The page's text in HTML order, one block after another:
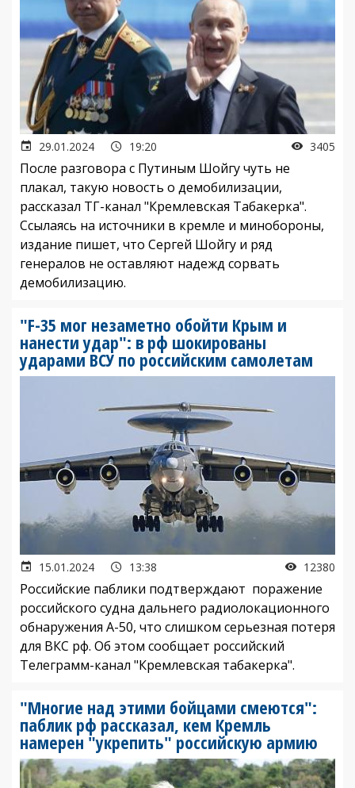
29.01.2024 19:20 3405
После разговора с Путиным Шойгу чуть не
плакал, такую новость о демобилизации,
рассказал ТГ-канал "Кремлевская Табакерка".
Ссылаясь на источники в кремле и минобороны,
издание пишет, что Сергей Шойгу и ряд
генералов не оставляют надежд сорвать
демобилизацию.
"F-35 мог незаметно обойти Крым и
нанести удар": в рф шокированы
ударами ВСУ по российским самолетам
15.01.2024 13:38 12380
Российские паблики подтверждают поражение
российского судна дальнего радиолокационного
обнаружения А-50, что слишком серьезная потеря
для ВКС рф. Об этом сообщает российский
Телеграмм-канал "Кремлевская табакерка".
"Многие над этими бойцами смеются":
паблик рф рассказал, кем Кремль
намерен "укрепить" российскую армию